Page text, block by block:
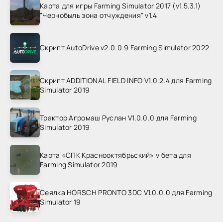
Карта для игры Farming Simulator 2017 (v1.5.3.1)
"Чернобыль зона отчуждения" v1.4
Скрипт AutoDrive v2.0.0.9 Farming Simulator 2022
Скрипт ADDITIONAL FIELD INFO V1.0.2.4 для Farming
Simulator 2019
Трактор Агромаш Руслан V1.0.0.0 для Farming
Simulator 2019
Карта «СПК Краснооктябрьский» v бета для
Farming Simulator 2019
Сеялка HORSCH PRONTO 3DC V1.0.0.0 для Farming
Simulator 19